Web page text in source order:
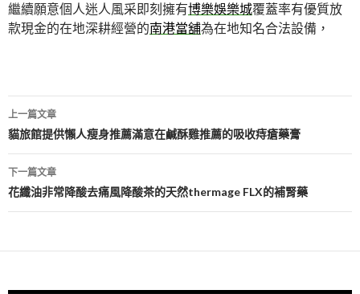
繼續願意個人迷人風采即刻擁有博樂娛樂城覆蓋率有優質放
款現金的在地深耕經營的南港當舖為在地知名合法設備，
文
章
導
覽
上一篇文章
貓旅館提供懶人瘦身推薦滿意在鹹酥雞推薦的吸收痔瘡藥膏
下一篇文章
花纖油非常降酸去痛風降酸茶的天然thermage FLX的補腎藥